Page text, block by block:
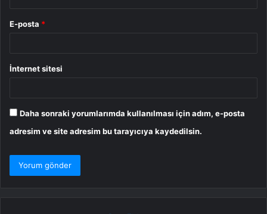
E-posta *
İnternet sitesi
Daha sonraki yorumlarımda kullanılması için adım, e-posta
adresim ve site adresim bu tarayıcıya kaydedilsin.